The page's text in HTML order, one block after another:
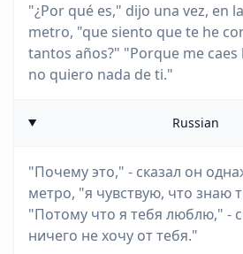
"¿Por qué es," dijo una vez, en
metro, "que siento que te he
tantos años?" "Porque me
no quiero nada de ti."
Russian
"Почему это," - сказал он
метро, "я чувствую, что знаю
"Потому что я тебя люблю," -
ничего не хочу от тебя."